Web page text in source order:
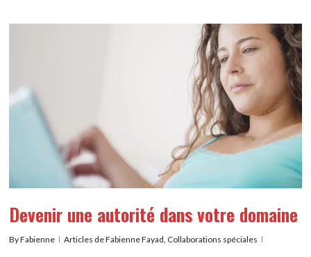
Devenir une autorité dans votre domaine
ByFabienne Articles de Fabienne Fayad, Collaborations spéciales